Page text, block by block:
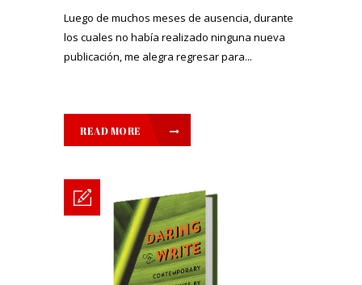
Luego de muchos meses de ausencia, durante
los cuales no había realizado ninguna nueva
publicación, me alegra regresar para...
READ MORE